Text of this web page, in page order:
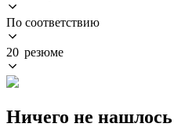
По соответствию
20 резюме
Ничего не нашлось